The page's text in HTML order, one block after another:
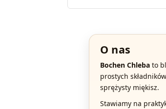
O nas
Bochen Chleba to
prostych
sprężysty miękisz.
Stawiamy na